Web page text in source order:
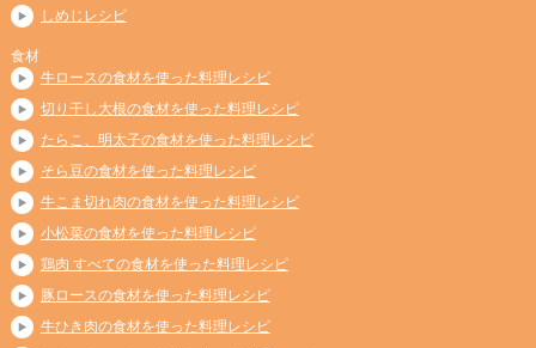
しめじレシピ
食材
牛ロースの食材を使った料理レシピ
切り干し大根の食材を使った料理レシピ
たらこ、明太子の食材を使った料理レシピ
そら豆の食材を使った料理レシピ
牛こま切れ肉の食材を使った料理レシピ
小松菜の食材を使った料理レシピ
鶏肉 すべての食材を使った料理レシピ
豚ロースの食材を使った料理レシピ
牛ひき肉の食材を使った料理レシピ